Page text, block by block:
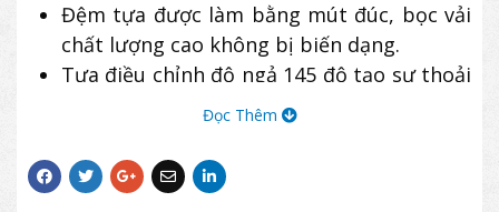
Đệm tựa được làm bằng mút đúc, bọc vải
chất lượng cao không bị biến dạng.
Tựa điều chỉnh độ ngả 145 độ tạo sự thoải
mái cho người ngồi.
Đọc Thêm